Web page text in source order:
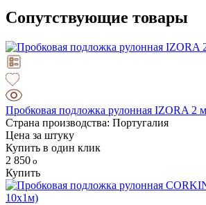
Сопутствующие товары
Пробковая подложка рулонная IZORA 2
Страна производства: Португалия
Цена за штуку
Купить в один клик
2 850
Купить